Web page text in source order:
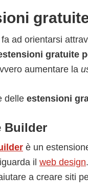
ad orientarsi
gratuite
aumentare la
delle estensioni
Builder
è un
il web design
a creare siti